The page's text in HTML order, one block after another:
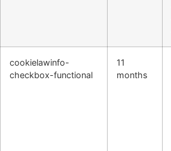
cookielawinfo-
checkbox-functional
11
months